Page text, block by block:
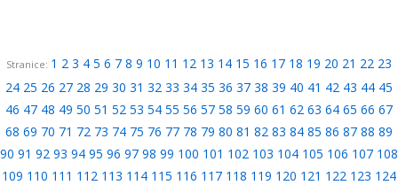
Stranice: 1 2 3 4 5 6 7 8 9 10 11 12 13 14 15 16 17 18 19 20 21 22 23
24 25 26 27 28 29 30 31 32 33 34 35 36 37 38 39 40 41 42 43 44 45
46 47 48 49 50 51 52 53 54 55 56 57 58 59 60 61 62 63 64 65 66 67
68 69 70 71 72 73 74 75 76 77 78 79 80 81 82 83 84 85 86 87 88 89
90 91 92 93 94 95 96 97 98 99 100 101 102 103 104 105 106 107 108
109 110 111 112 113 114 115 116 117 118 119 120 121 122 123 124